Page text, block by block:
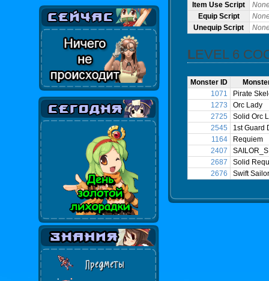
Предметы
Item Use Script
Equip Script
Unequip Script
LEVEL 6
Monster ID
1071
Pirate
1273
Orc Lady
2725
Solid Orc
2545
1st Guard
1164
Requiem
2407
2687
Solid
2676
Swift